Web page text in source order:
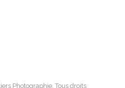
Photographie. Tous droits